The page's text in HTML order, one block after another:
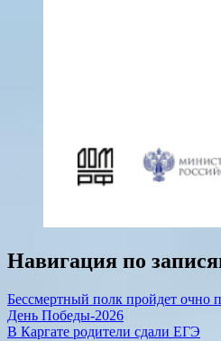
Навигация по
Бессмертный полк пройдет очно
День Победы-2026
В Каргате родители сдали ЕГЭ